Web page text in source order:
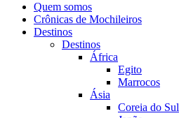
Quem somos
Crônicas de Mochileiros
Destinos
Destinos
África
Egito
Marrocos
Ásia
Coreia do Sul